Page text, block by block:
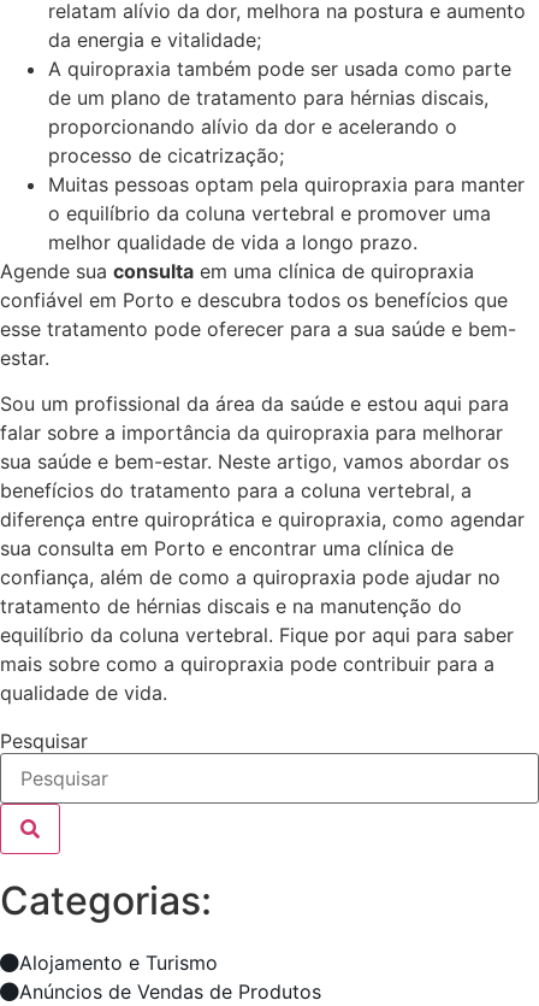
relatam alívio da dor, melhora na postura e aumento
da energia e vitalidade;
A quiropraxia também pode ser usada como parte
de um plano de tratamento para hérnias discais,
proporcionando alívio da dor e acelerando o
processo de cicatrização;
Muitas pessoas optam pela quiropraxia para manter
o equilíbrio da coluna vertebral e promover uma
melhor qualidade de vida a longo prazo.
Agende sua consulta em uma clínica de quiropraxia
confiável em Porto e descubra todos os benefícios que
esse tratamento pode oferecer para a sua saúde e bem-
estar.
Sou um profissional da área da saúde e estou aqui para
falar sobre a importância da quiropraxia para melhorar
sua saúde e bem-estar. Neste artigo, vamos abordar os
benefícios do tratamento para a coluna vertebral, a
diferença entre quiroprática e quiropraxia, como agendar
sua consulta em Porto e encontrar uma clínica de
confiança, além de como a quiropraxia pode ajudar no
tratamento de hérnias discais e na manutenção do
equilíbrio da coluna vertebral. Fique por aqui para saber
mais sobre como a quiropraxia pode contribuir para a
qualidade de vida.
Pesquisar
Categorias:
Alojamento e Turismo
Anúncios de Vendas de Produtos